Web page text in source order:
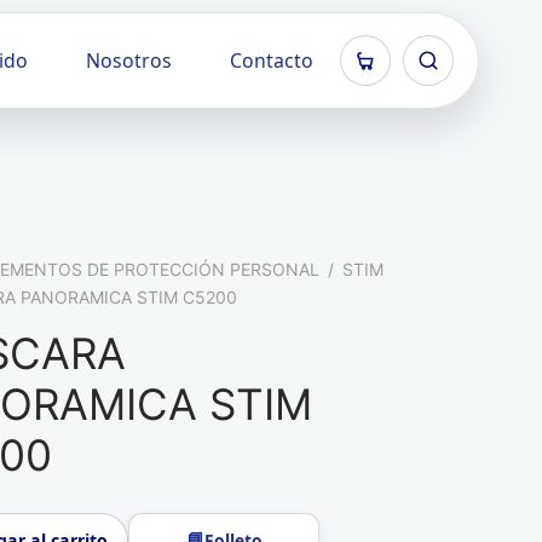
Nosotros Contacto
DE PROTECCIÓN PERSONAL / STIM
PANORAMICA STIM C5200
STIM